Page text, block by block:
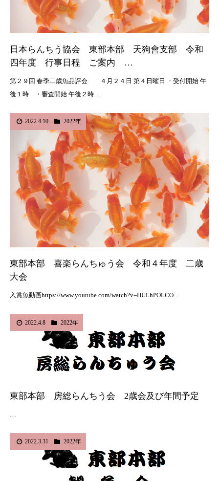
日本らんちう協会 東部本部 天狗會支部 令和
四年度 行事日程 ご案内 …
第２９回 春季二歳魚品評会 ４月２４日 第４日曜日 ・受付開始 午
後１時 ・審査開始 午後２時…
2022.4.10 2022年
東部本部 喜楽らんちゅう会 令和４年度 二歳
大会
入賞魚動画https://www.youtube.com/watch?v=HULhPOLCO…
2022.4.8 2022年
東部本部 房総らんちう会 2歳会及び年間予定
2022.3.31 2022年